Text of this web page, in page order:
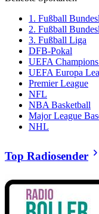
1. Fußball
2. Fußball
3. Fußball Liga
DFB-Pokal
UEFA
UEFA Europa
Premier League
NFL
NBA Basketball
Major League
NHL
Top Radiosender